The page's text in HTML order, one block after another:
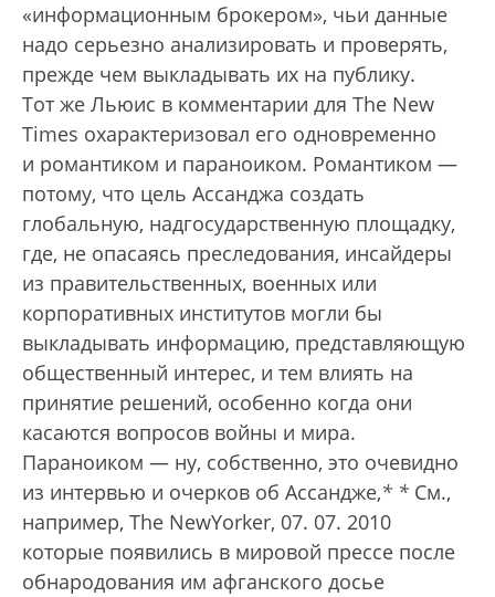
«информационным брокером», чьи данные
надо серьезно анализировать и проверять,
прежде чем выкладывать их на публику.
Тот же Льюис в комментарии для The New
Times охарактеризовал его одновременно
и романтиком и параноиком. Романтиком —
потому, что цель Ассанджа создать
глобальную, надгосударственную площадку,
где, не опасаясь преследования, инсайдеры
из правительственных, военных или
корпоративных институтов могли бы
выкладывать информацию, представляющую
общественный интерес, и тем влиять на
принятие решений, особенно когда они
касаются вопросов войны и мира.
Параноиком — ну, собственно, это очевидно
из интервью и очерков об Ассандже,* * См.,
например, The NewYorker, 07. 07. 2010
которые появились в мировой прессе после
обнародования им афганского досье